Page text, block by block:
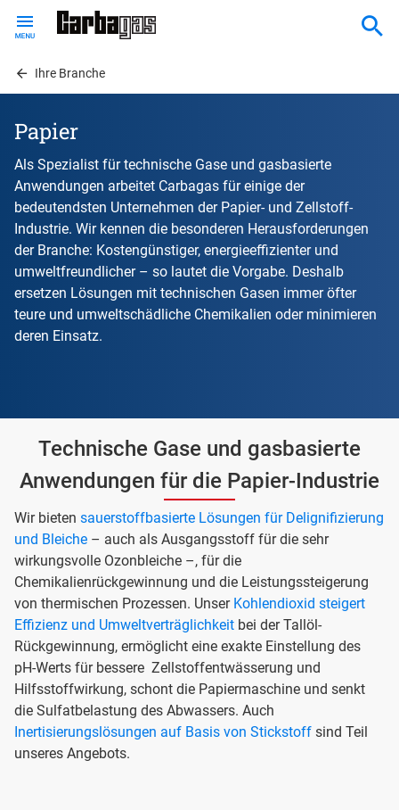
contentIhre Branche
Papier
Als Spezialist für technische Gase und gasbasierte
Anwendungen arbeitet Carbagas für einige der
bedeutendsten Unternehmen der Papier- und Zellstoff-
Industrie. Wir kennen die besonderen Herausforderungen
der Branche: Kostengünstiger, energieeffizienter und
umweltfreundlicher – so lautet die Vorgabe. Deshalb
ersetzen Lösungen mit technischen Gasen immer öfter
teure und umweltschädliche Chemikalien oder minimieren
deren Einsatz.
Technische Gase und gasbasierte
Anwendungen für die Papier-Industrie
Wir bieten sauerstoffbasierte Lösungen für Delignifizierung
und Bleiche – auch als Ausgangsstoff für die sehr
wirkungsvolle Ozonbleiche –, für die
Chemikalienrückgewinnung und die Leistungssteigerung
von thermischen Prozessen. Unser Kohlendioxid steigert
Effizienz und Umweltverträglichkeit bei der Tallöl-
Rückgewinnung, ermöglicht eine exakte Einstellung des
pH-Werts für bessere Zellstoffentwässerung und
Hilfsstoffwirkung, schont die Papiermaschine und senkt
die Sulfatbelastung des Abwassers. Auch
Inertisierungslösungen auf Basis von Stickstoff sind Teil
unseres Angebots.